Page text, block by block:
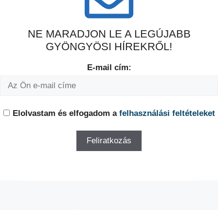
NE MARADJON LE A LEGÚJABB
GYÖNGYÖSI HÍREKRŐL!
E-mail cím:
Elolvastam és elfogadom a felhasználási feltételeket